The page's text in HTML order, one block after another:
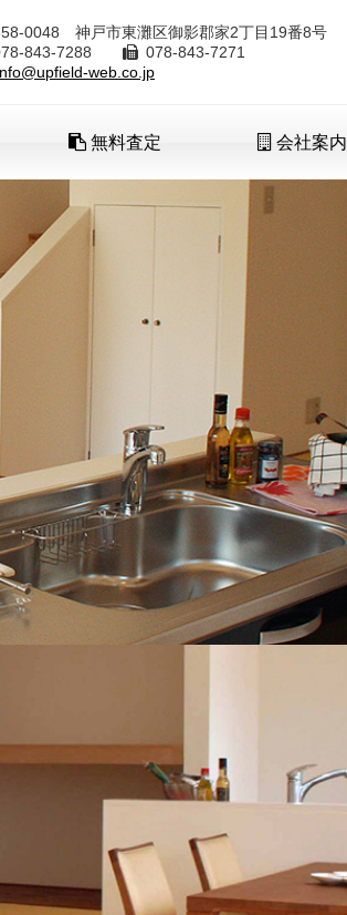
0048 神戸市東灘区御影郡家2丁目19番8号
843-7288
078-843-7271
web.co.jp
無料査定 会社案内